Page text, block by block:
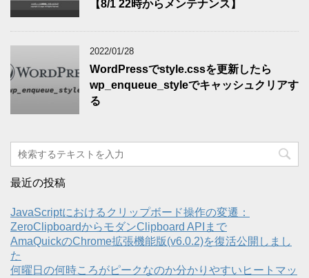
【8/1 22時からメンテナンス】
2022/01/28
WordPressでstyle.cssを更新したら
wp_enqueue_styleでキャッシュクリアす
る
最近の投稿
JavaScriptにおけるクリップボード操作の変遷：
ZeroClipboardからモダンClipboard APIまで
AmaQuickのChrome拡張機能版(v6.0.2)を復活公開しまし
た
何曜日の何時ころがピークなのか分かりやすいヒートマッ